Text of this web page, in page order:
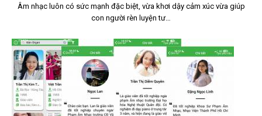
Âm nhạc luôn có sức mạnh đặc biệt, vừa khơi dậy cảm xúc vừa giúp
con người rèn luyện tư…